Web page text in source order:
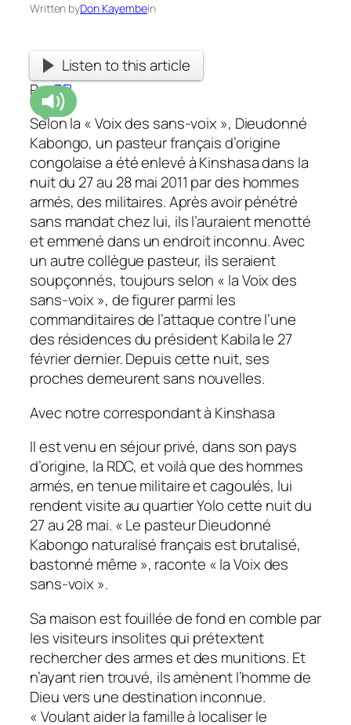
Written byDon Kayembein
Listen to this article
ParRFI
Selon la « Voix des sans-voix », Dieudonné
Kabongo, un pasteur français d’origine
congolaise a été enlevé à Kinshasa dans la
nuit du 27 au 28 mai 2011 par des hommes
armés, des militaires. Après avoir pénétré
sans mandat chez lui, ils l’auraient menotté
et emmené dans un endroit inconnu. Avec
un autre collègue pasteur, ils seraient
soupçonnés, toujours selon « la Voix des
sans-voix », de figurer parmi les
commanditaires de l’attaque contre l’une
des résidences du président Kabila le 27
février dernier. Depuis cette nuit, ses
proches demeurent sans nouvelles.
Avec notre correspondant à Kinshasa
Il est venu en séjour privé, dans son pays
d’origine, la RDC, et voilà que des hommes
armés, en tenue militaire et cagoulés, lui
rendent visite au quartier Yolo cette nuit du
27 au 28 mai. «Le pasteur Dieudonné
Kabongo naturalisé français est brutalisé,
bastonné même », raconte « la Voix des
sans-voix ».
Sa maison est fouillée de fond en comble par
les visiteurs insolites qui prétextent
rechercher des armes et des munitions. Et
n’ayant rien trouvé, ils amènent l’homme de
Dieu vers une destination inconnue.
«Voulant aider la famille à localiser le